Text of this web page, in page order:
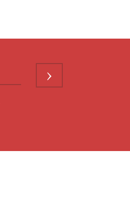
›